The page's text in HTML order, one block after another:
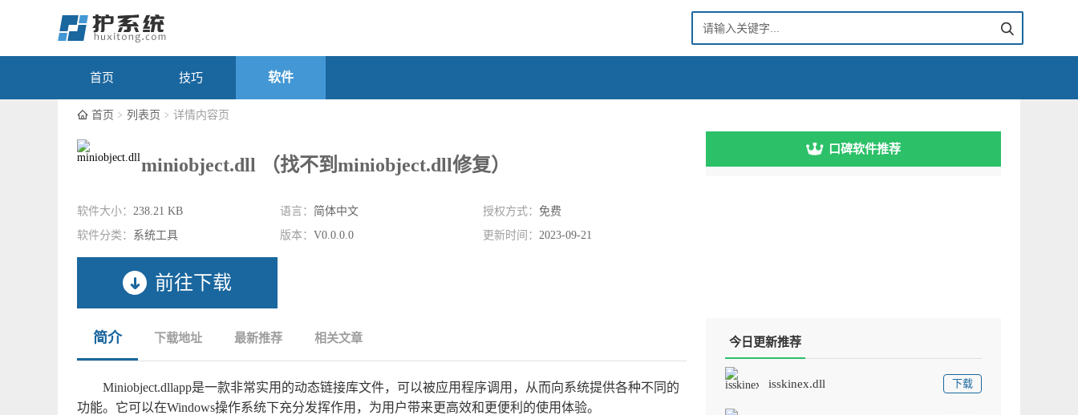
首页 技巧 软件
首页 列表页 详情内容页
miniobject.dll （找不到miniobject.dll修复）
软件大小： 238.21 KB 语言： 简体中文 授权方式： 免费
软件分类： 系统工具 版本： V0.0.0.0 更新时间： 2023-09-21
前往下载
口碑软件推荐
简介 下载地址 最新推荐 相关文章
Miniobject.dllapp是一款非常实用的动态链接库文件，可以被应用程序调用，从而向系统提供各种不同的
功能。它可以在Windows操作系统下充分发挥作用，为用户带来更高效和更便利的使用体验。
今日更新推荐
isskinex.dll 下载